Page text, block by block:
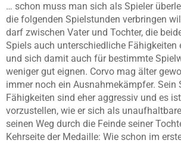
… schon muss man sich als Spieler
die folgenden Spielstunden verbringen
darf zwischen Vater und Tochter, die
Spiels auch unterschiedliche Fähigkeiten
und sich damit auch für bestimmte
weniger gut eignen. Corvo mag älter
immer noch ein Ausnahmekämpfer. Sein
Fähigkeiten sind eher aggressiv und es
vorzustellen, wie er sich als
seinen Weg durch die Feinde seiner
Kehrseite der Medaille: Wie schon im